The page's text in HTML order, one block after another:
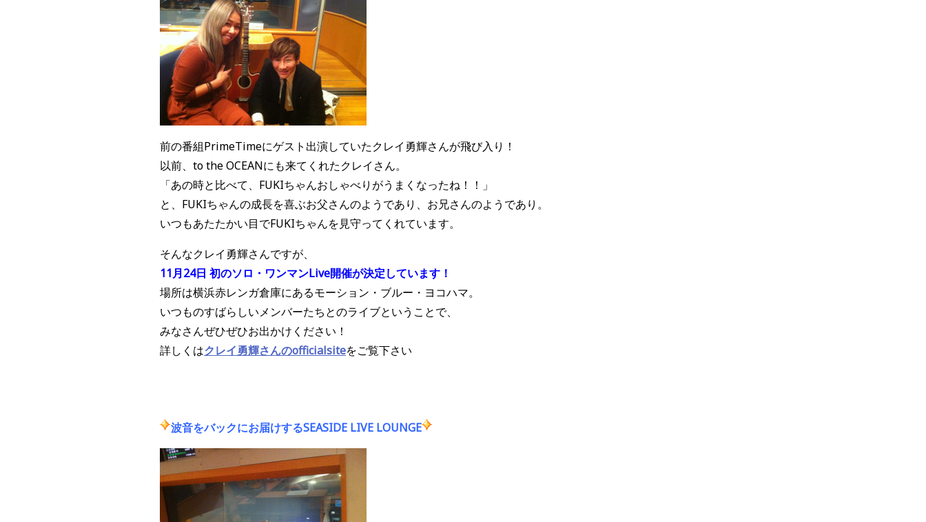
前の番組PrimeTimeにゲスト出演していたクレイ勇輝さんが飛び入り！
以前、to the OCEANにも来てくれたクレイさん。
「あの時と比べて、FUKIちゃんおしゃべりがうまくなったね！！」
と、FUKIちゃんの成長を喜ぶお父さんのようであり、お兄さんのようであり。
いつもあたたかい目でFUKIちゃんを見守ってくれています。
そんなクレイ勇輝さんですが、
11月24日 初のソロ・ワンマンLive開催が決定しています！
場所は横浜赤レンガ倉庫にあるモーション・ブルー・ヨコハマ。
いつものすばらしいメンバーたちとのライブということで、
みなさんぜひぜひお出かけください！
詳しくはクレイ勇輝さんのofficialsiteをご覧下さい
波音をバックにお届けするSEASIDE LIVE LOUNGE